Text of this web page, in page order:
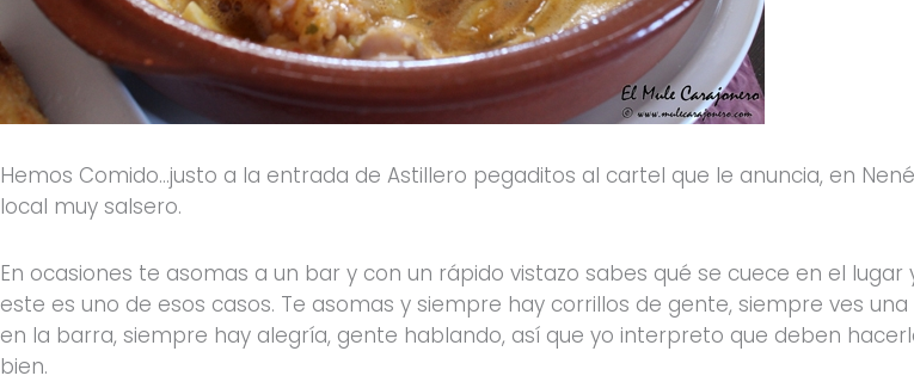
Hemos Comido…justo a la entrada de Astillero pegaditos al cartel que le anuncia, en
local muy salsero.
En ocasiones te asomas a un bar y con un rápido vistazo sabes qué se cuece en el lugar
este es uno de esos casos. Te asomas y siempre hay corrillos de gente, siempre ves
en la barra, siempre hay alegría, gente hablando, así que yo interpreto que deben
bien.